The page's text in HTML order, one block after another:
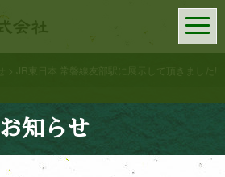
━
JR東日本 常磐線友部駅に展示して頂きました!
お知らせ